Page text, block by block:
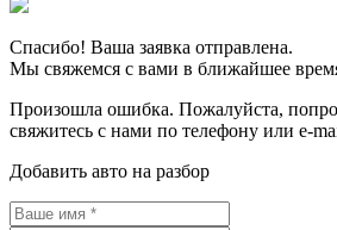
Спасибо! Ваша заявка отправлена.
Мы свяжемся с вами в ближайшее
Произошла ошибка. Пожалуйста,
свяжитесь с нами по телефону или e-
Добавить авто на разбор